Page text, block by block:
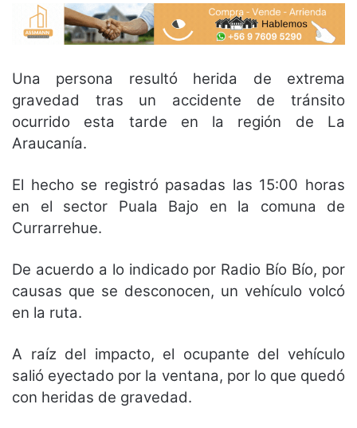
Una persona resultó herida de extrema
gravedad tras un accidente de tránsito
ocurrido esta tarde en la región de La
Araucanía.
El hecho se registró pasadas las 15:00 horas
en el sector Puala Bajo en la comuna de
Currarrehue.
De acuerdo a lo indicado por Radio Bío Bío, por
causas que se desconocen, un vehículo volcó
en la ruta.
A raíz del impacto, el ocupante del vehículo
salió eyectado por la ventana, por lo que quedó
con heridas de gravedad.